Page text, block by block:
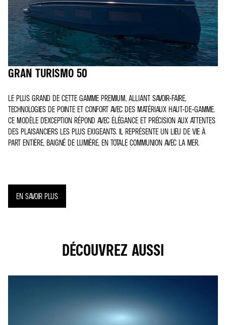
GRAN TURISMO 50
LE PLUS GRAND DE CETTE GAMME PREMIUM, ALLIANT SAVOIR-FAIRE,
TECHNOLOGIES DE POINTE ET CONFORT AVEC DES MATÉRIAUX HAUT-DE-GAMME.
CE MODÈLE D’EXCEPTION RÉPOND AVEC ÉLÉGANCE ET PRÉCISION AUX ATTENTES
DES PLAISANCIERS LES PLUS EXIGEANTS. IL REPRÉSENTE UN LIEU DE VIE À
PART ENTIÈRE, BAIGNÉ DE LUMIÈRE, EN TOTALE COMMUNION AVEC LA MER.
EN SAVOIR PLUS
DÉCOUVREZ AUSSI